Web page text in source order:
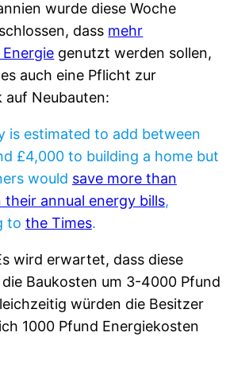
wurde diese Woche
dass mehr
genutzt werden sollen,
auch eine Pflicht zur
auf Neubauten:
is estimated to add between
£4,000 to building a home but
would save more than
their annual energy bills,
to the Times.
wird erwartet, dass diese
die Baukosten um 3-4000 Pfund
würden die Besitzer
1000 Pfund Energiekosten